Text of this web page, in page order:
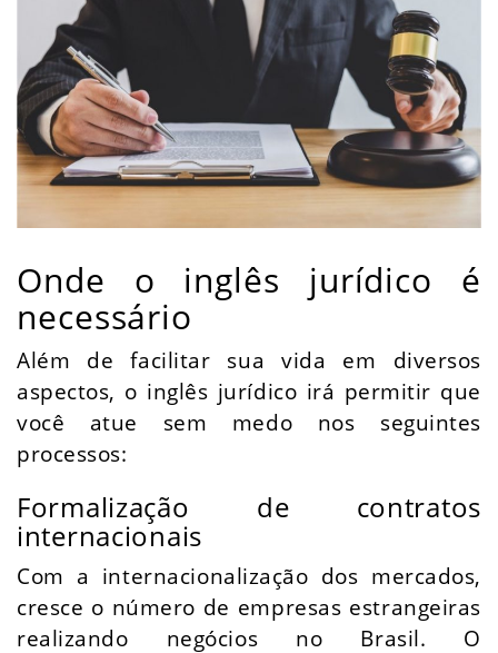
Onde o inglês jurídico é
necessário
Além de facilitar sua vida em diversos
aspectos, o inglês jurídico irá permitir que
você atue sem medo nos seguintes
processos:
Formalização de contratos
internacionais
Com a internacionalização dos mercados,
cresce o número de empresas estrangeiras
realizando negócios no Brasil. O